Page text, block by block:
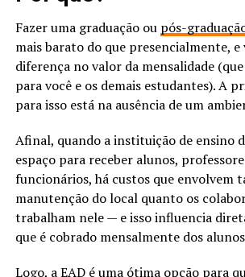
Fazer uma graduação ou pós-
mais barato do que presencialmente, e
diferença no valor da mensalidade
para você e os demais estudantes). A
para isso está na ausência de um
Afinal, quando a instituição de ensino
espaço para receber alunos,
funcionários, há custos que envolvem
manutenção do local quanto os
trabalham nele — e isso influencia
que é cobrado mensalmente dos
Logo, a EAD é uma ótima opção para